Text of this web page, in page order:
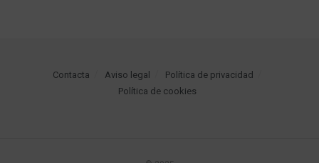
Contacta Aviso legal
Política de privacidad
Política de cookies